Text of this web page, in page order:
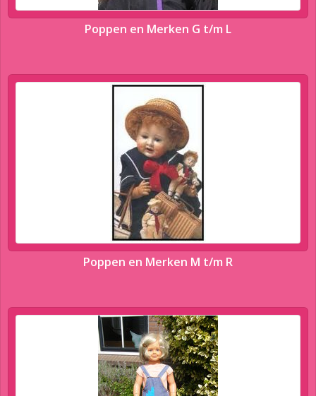
Poppen en Merken G t/m L
Poppen en Merken M t/m R